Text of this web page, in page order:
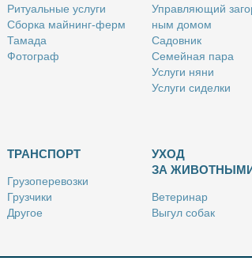
Ри­ту­аль­ные услу­ги
Сбор­ка май­нинг-ферм
Та­ма­да
Фо­то­граф
Управ­ля­ю­щий
ным до­мом
Са­дов­ник
Се­мей­ная па­ра
Услу­ги ня­ни
Услу­ги си­дел­ки
ТРАНСПОРТ
Гру­зо­пе­ре­воз­ки
Груз­чи­ки
Дру­гое
Так­си
УХОД
ЗА
Ве­те­ри­нар
Вы­гул со­бак
Стриж­ка жи­вот­ных